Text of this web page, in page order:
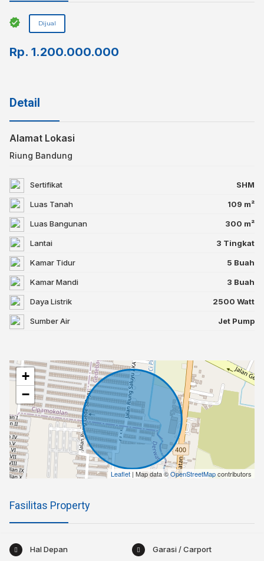
Dijual
Rp. 1.200.000.000
Detail
Alamat Lokasi
Riung Bandung
Sertifikat SHM
Luas Tanah 109 m²
Luas Bangunan 300 m²
Lantai 3 Tingkat
Kamar Tidur 5 Buah
Kamar Mandi 3 Buah
Daya Listrik 2500 Watt
Sumber Air Jet Pump
+
−
Leaflet | Map data ©OpenStreetMapcontributors
Fasilitas Property
Hal Depan Garasi / Carport